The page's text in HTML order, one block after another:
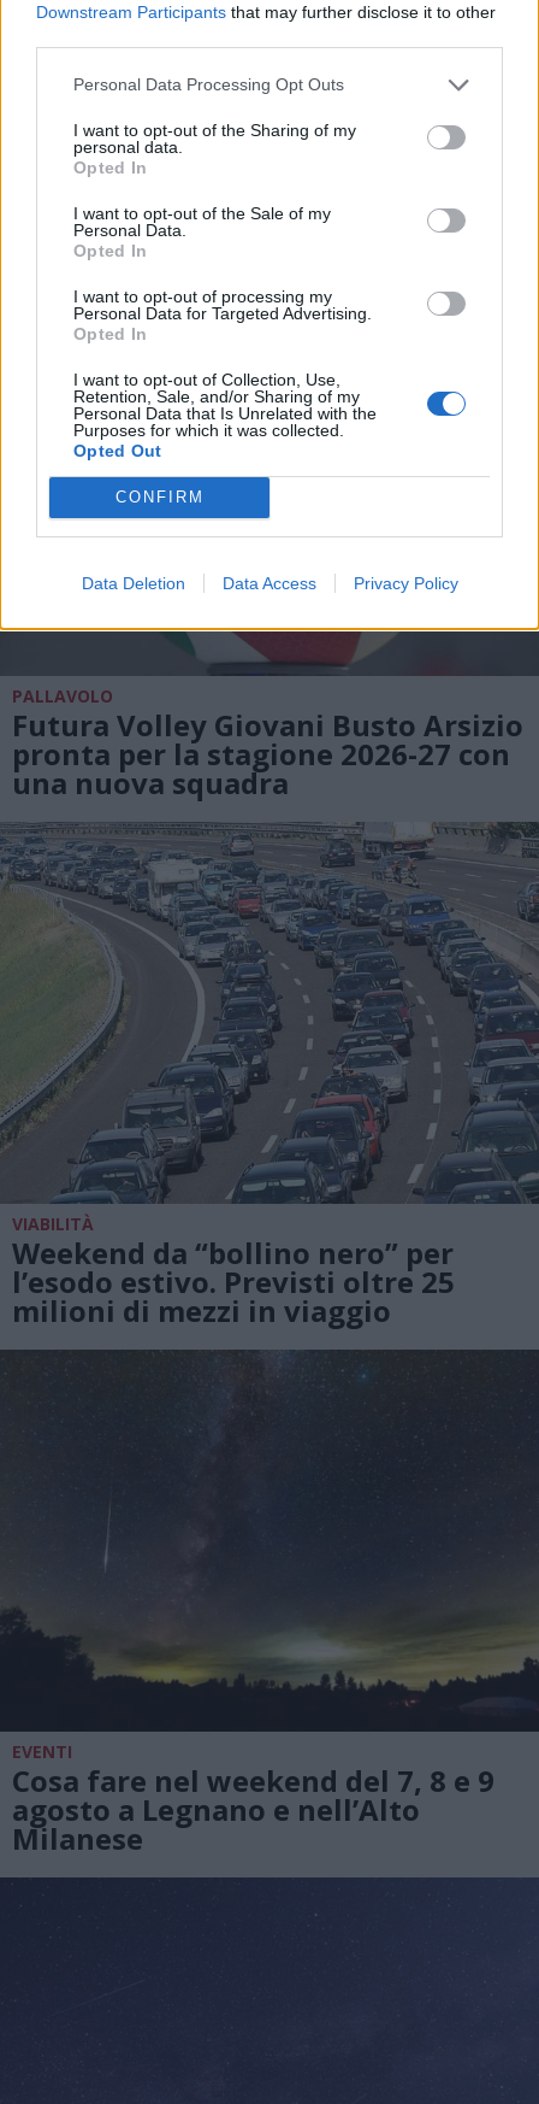
Downstream Participants that may further disclose it to other
Personal Data Processing Opt Outs
I want to opt-out of the Sharing of my
personal data.
Opted In
I want to opt-out of the Sale of my
Personal Data.
Opted In
I want to opt-out of processing my
Personal Data for Targeted Advertising.
Opted In
I want to opt-out of Collection, Use,
Retention, Sale, and/or Sharing of my
Personal Data that Is Unrelated with the
Purposes for which it was collected.
Opted Out
CONFIRM
Data Deletion Data Access Privacy Policy
ALTRE NOTIZIE DI BUSTO ARSIZIO
PALLAVOLO
Futura Volley Giovani Busto Arsizio
pronta per la stagione 2026-27 con
una nuova squadra
VIABILITÀ
Weekend da “bollino nero” per
l’esodo estivo. Previsti oltre 25
milioni di mezzi in viaggio
EVENTI
Cosa fare nel weekend del 7, 8 e 9
agosto a Legnano e nell’Alto
Milanese